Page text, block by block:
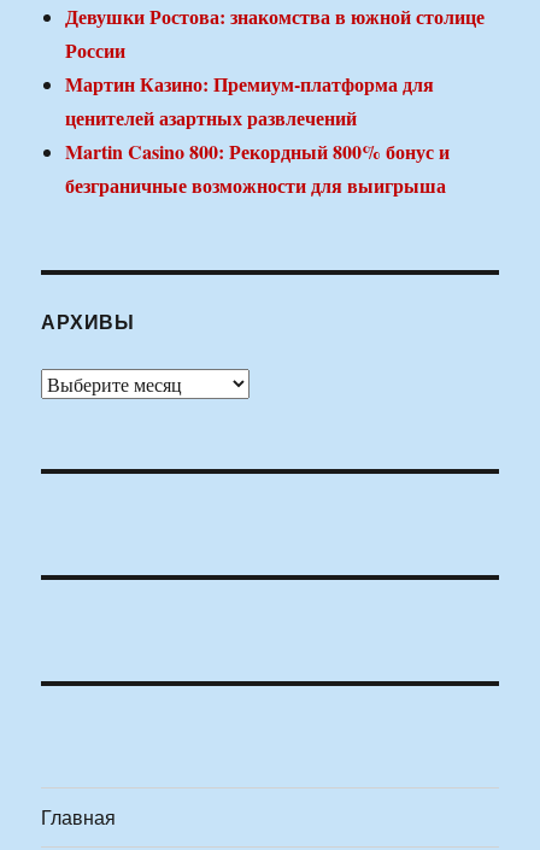
Девушки Ростова: знакомства в южной столице
России
Мартин Казино: Премиум-платформа для
ценителей азартных развлечений
Martin Casino 800: Рекордный 800% бонус и
безграничные возможности для выигрыша
АРХИВЫ
Архивы
Главная